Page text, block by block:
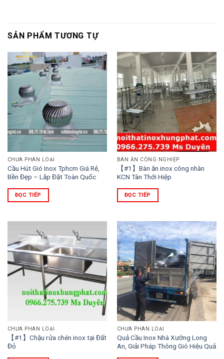
SẢN PHẨM TƯƠNG TỰ
CHƯA PHÂN LOẠI
Cầu Hút Gió Inox Tphcm Giá Rẻ,
Bền Đẹp – Lắp Đặt Toàn Quốc
ĐỌC TIẾP
BÀN ĂN CÔNG NGHIỆP
【#1】Bàn ăn inox công nhân
KCN Tân Thới Hiệp
ĐỌC TIẾP
CHƯA PHÂN LOẠI
【#1】Chậu rửa chén inox tại Đất
Đỏ‎
CHƯA PHÂN LOẠI
Quả Cầu Inox Nhà Xưởng Long
An, Giải Pháp Thông Gió Hiệu Quả